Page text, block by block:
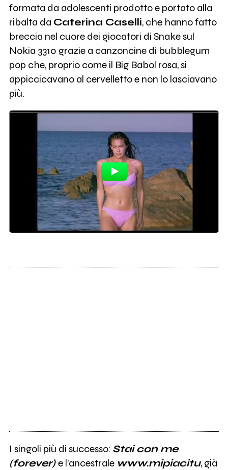
formata da adolescenti prodotto e portato alla
ribalta da Caterina Caselli, che hanno fatto
breccia nel cuore dei giocatori di Snake sul
Nokia 3310 grazie a canzoncine di bubblegum
pop che, proprio come il Big Babol rosa, si
appiccicavano al cervelletto e non lo lasciavano
più.
I singoli più di successo: Stai con me
(forever) e l'ancestrale www.mipiacitu, già